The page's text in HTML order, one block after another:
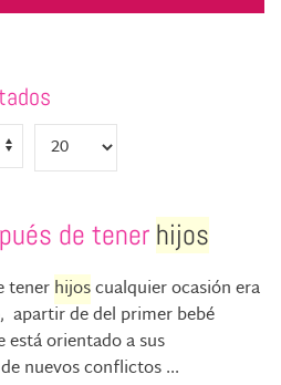
de tener hijos
tenerhijoscualquier ocasión era
apartir de del primer bebé
orientado a sus
nuevos conflictos ...